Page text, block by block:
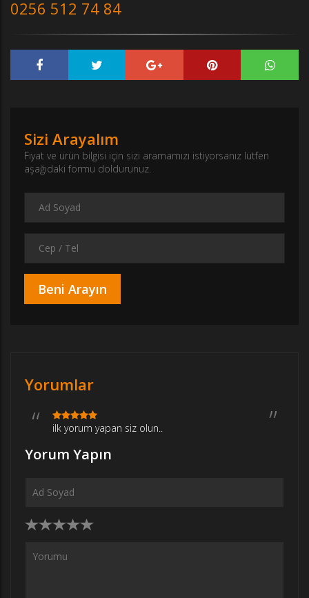
0256 512 74 84
Sizi Arayalım
Fiyat ve ürün bilgisi için sizi aramamızı istiyorsanız lütfen
aşağıdaki formu doldurunuz.
Yorumlar
ilk yorum yapan siz olun..
Yorum Yapın